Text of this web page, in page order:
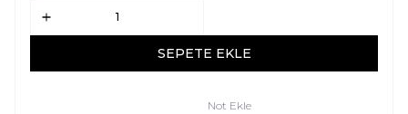
SEPETE EKLE
Not Ekle